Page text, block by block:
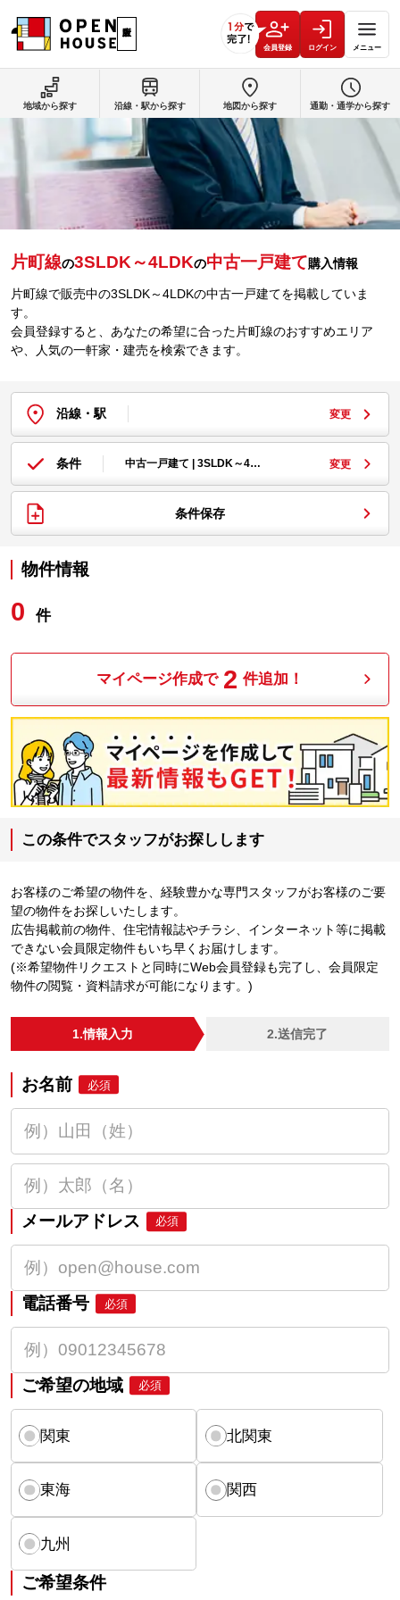
会員登録 ログイン メニュー
片町線の3SLDK～4LDKの中古一戸建て購入情報
片町線で販売中の3SLDK～4LDKの中古一戸建てを掲載していま
す。
会員登録すると、あなたの希望に合った片町線のおすすめエリア
や、人気の一軒家・建売を検索できます。
沿線・駅 変更
条件 中古一戸建て | 3SLDK～4… 変更
条件保存
物件情報
0 件
マイページ作成で 2 件追加！
この条件でスタッフがお探しします
お客様のご希望の物件を、経験豊かな専門スタッフがお客様のご要
望の物件をお探しいたします。
広告掲載前の物件、住宅情報誌やチラシ、インターネット等に掲載
できない会員限定物件もいち早くお届けします。
(※希望物件リクエストと同時にWeb会員登録も完了し、会員限定
物件の閲覧・資料請求が可能になります。)
1.情報入力 2.送信完了
お名前 必須
メールアドレス 必須
電話番号 必須
ご希望の地域 必須
関東 北関東
東海 関西
九州
ご希望条件
地域から探す 沿線・駅から探す 地図から探す 通勤・通学から探す